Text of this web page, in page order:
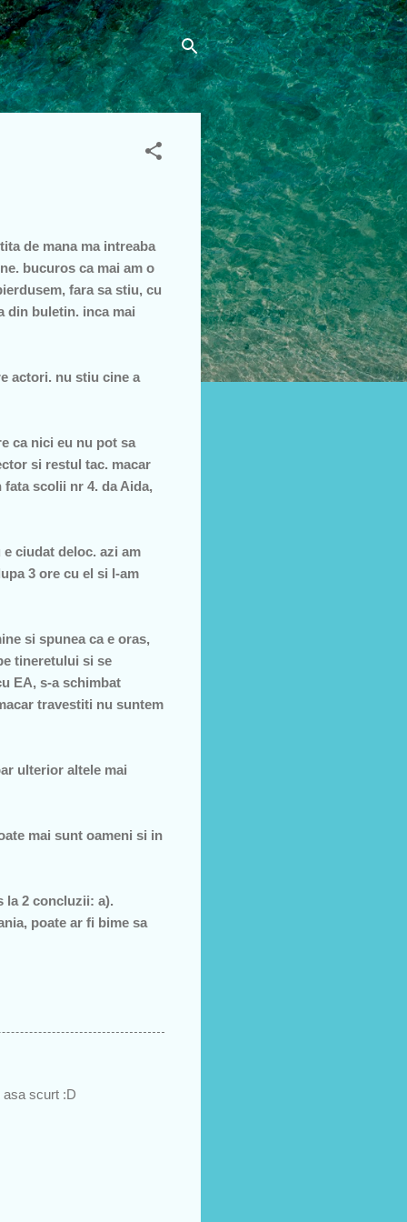
de mana ma intreaba
bucuros ca mai am o
fara sa stiu, cu
din buletin. inca mai
actori. nu stiu cine a
ca nici eu nu pot sa
si restul tac. macar
scolii nr 4. da Aida,
ciudat deloc. azi am
3 ore cu el si l-am
si spunea ca e oras,
tineretului si se
EA, s-a schimbat
travestiti nu suntem
ulterior altele mai
mai sunt oameni si in
la 2 concluzii: a).
poate ar fi bime sa
asa scurt :D